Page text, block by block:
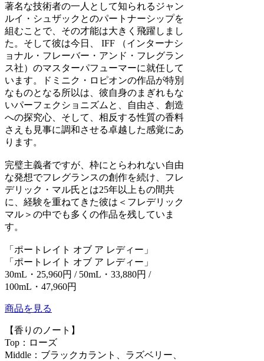
著名な技術者の一人として知られるジャン
ルイ・シュザックとのパートナーシップを
組むことで、その才能は大きく飛躍しまし
た。そして彼は今日、 IFF （インターナシ
ョナル・フレーバー・アンド・フレグラン
ス社）のマスターパフューマーに就任して
います。ドミニク・ロピオンの作品が特別
なものとなる所以は、彼自身のまぎれもな
いパーフェクショニズムと、自由さ、創造
への探究心、そして、相反する性質の香料
さえも見事に調和させる卓越した感覚にあ
ります。
完璧主義者ですが、枠にとらわれない自由
な発想でフレグランスの創作を続け、フレ
デリック・マル氏とは25年以上もの間共
に、経験を重ねてきた彼は＜フレデリック
マル＞の中でも多くの作品を残していま
す。
「ポートレイト オブ ア レディー」
「ポートレイト オブ ア レディー」
30mL・25,960円 / 50mL・33,880円 /
100mL・47,960円
商品を見る
【香りのノート】
Top：ローズ
Middle：ブラックカラント、ラズベリー、